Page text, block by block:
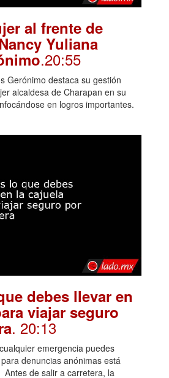
al frente de
Yuliana
.20:55
Gerónimo destaca su gestión
alcaldesa de Charapan en su
en logros importantes.
debes llevar en
viajar seguro
. 20:13
emergencia puedes
denuncias anónimas está
de salir a carretera, la